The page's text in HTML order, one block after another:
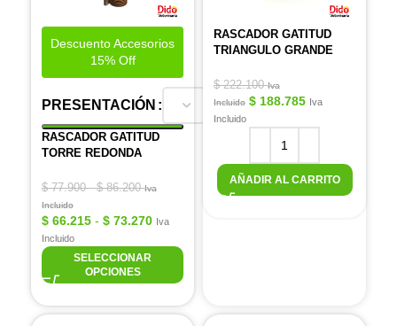
Descuento Accesorios
15% Off
PRESENTACIÓN
RASCADOR GATITUD
TORRE REDONDA
$77.900 - $86.200 Iva
Incluido
$ 66.215 - $ 73.270 Iva
Incluido
SELECCIONAR
OPCIONES
RASCADOR GATITUD
TRIANGULO GRANDE
$222.100 Iva
Incluido $ 188.785 Iva
Incluido
AÑADIR AL CARRITO